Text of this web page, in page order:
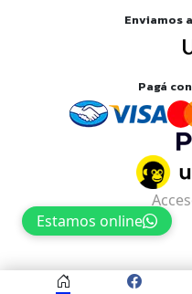
Enviamos
Pagá
Estamos online